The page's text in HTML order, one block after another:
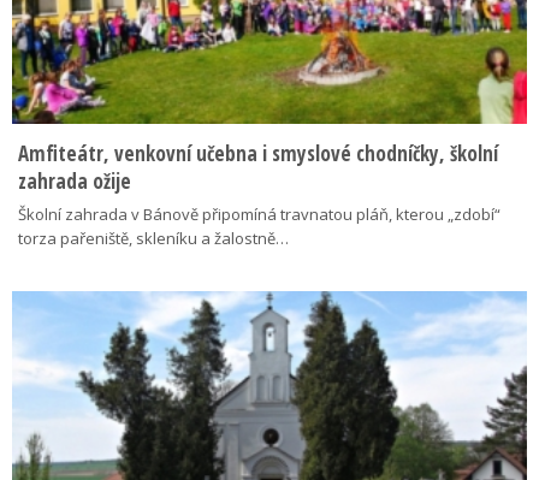
Amfiteátr, venkovní učebna i smyslové chodníčky, školní
zahrada ožije
Školní zahrada v Bánově připomíná travnatou pláň, kterou „zdobí“
torza pařeniště, skleníku a žalostně…